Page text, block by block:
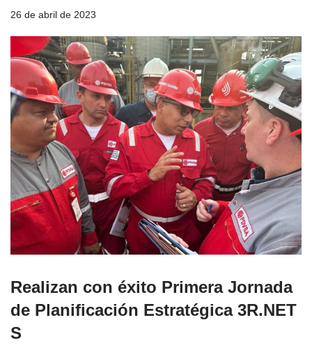
26 de abril de 2023
Realizan con éxito Primera Jornada
de Planificación Estratégica 3R.NET
S